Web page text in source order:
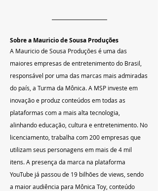
Sobre a Mauricio de Sousa Produções
A Mauricio de Sousa Produções é uma das
maiores empresas de entretenimento do Brasil,
responsável por uma das marcas mais admiradas
do país, a Turma da Mônica. A MSP investe em
inovação e produz conteúdos em todas as
plataformas com a mais alta tecnologia,
alinhando educação, cultura e entretenimento. No
licenciamento, trabalha com 200 empresas que
utilizam seus personagens em mais de 4 mil
itens. A presença da marca na plataforma
YouTube já passou de 19 bilhões de views, sendo
a maior audiência para Mônica Toy, conteúdo